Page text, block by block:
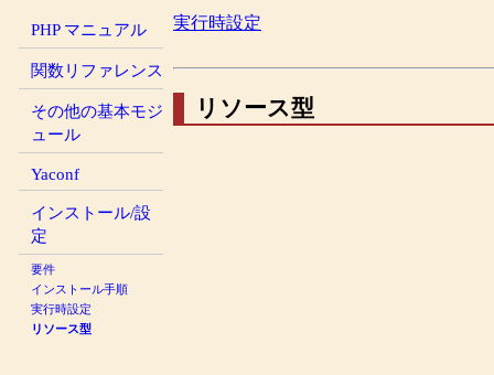
PHP マニュアル
関数リファレンス
その他の基本モジ
ュール
Yaconf
インストール/設
定
要件
インストール手順
実行時設定
リソース型
実行時設定
リソース型